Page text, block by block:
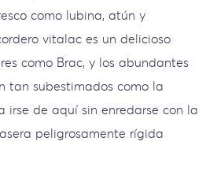
como lubina, atún y
vitalac es un delicioso
como Brac, y los abundantes
tan subestimados como la
irse de aquí sin enredarse con la
peligrosamente rígida